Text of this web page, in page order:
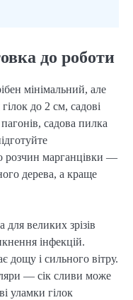
до роботи
мінімальний, але
до 2 см, садові
садова пилка
розчин марганцівки —
дерева, а краще
великих зрізів
інфекцій.
дощу і сильного вітру.
— сік сливи може
уламки гілок